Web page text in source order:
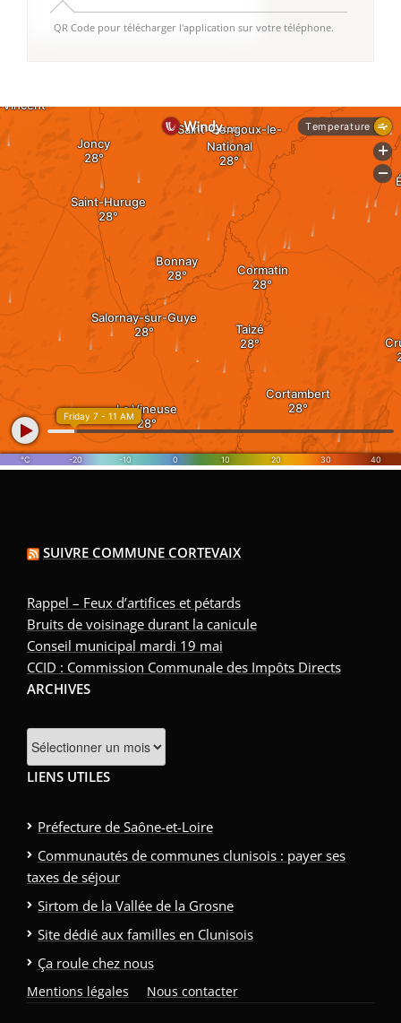
QR Code pour télécharger l'application sur votre téléphone.
SUIVRE COMMUNE CORTEVAIX
Rappel – Feux d’artifices et pétards
Bruits de voisinage durant la canicule
Conseil municipal mardi 19 mai
CCID : Commission Communale des Impôts Directs
ARCHIVES
LIENS UTILES
Préfecture de Saône-et-Loire
Communautés de communes clunisois : payer ses
taxes de séjour
Sirtom de la Vallée de la Grosne
Site dédié aux familles en Clunisois
Ça roule chez nous
Mentions légales Nous contacter